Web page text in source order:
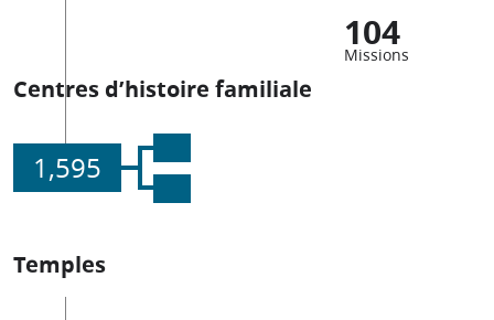
104
Missions
Centres d’histoire familiale
1,595
Temples